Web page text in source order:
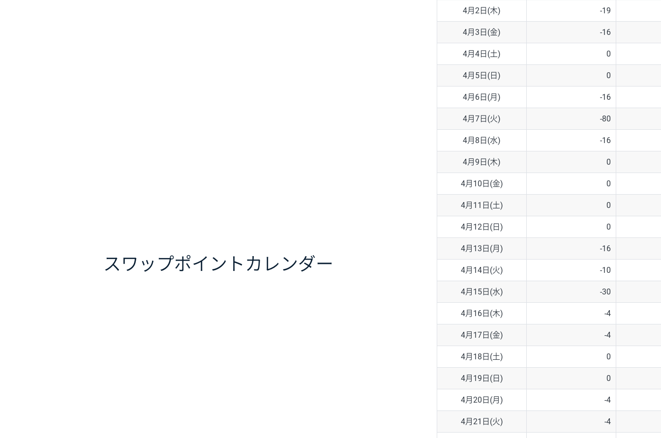
スワップポイント カレンダー
EUR/GBP 71円
EUR/AUD 103円
GBP/AUD 43円
AUD/NZD 66円
EUR/CHF 111円
GBP/CHF 220円
USD/CHF 160円
※取引証拠金は同日の当社為替レート（ニューヨーククローズ・MIDレ
※ハンガリーフォリント/円と南アフリカランド/円とメキシコペソ/
4月2日(木) -19
4月3日(金) -16
4月4日(土) 0
4月5日(日) 0
4月6日(月) -16
4月7日(火) -80
4月8日(水) -16
4月9日(木) 0
4月10日(金) 0
4月11日(土) 0
4月12日(日) 0
4月13日(月) -16
4月14日(火) -10
4月15日(水) -30
4月16日(木) -4
4月17日(金) -4
4月18日(土) 0
4月19日(日) 0
4月20日(月) -4
4月21日(火) -4